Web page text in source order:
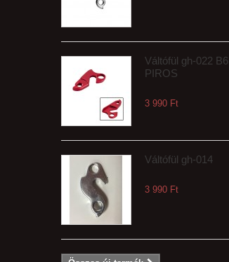
Váltófül gh-022 B6
PIROS
3 990 Ft‎
Váltófül gh-014
3 990 Ft‎